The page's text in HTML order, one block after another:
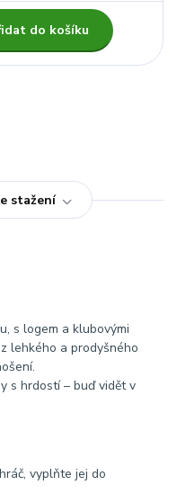
do košíku
stažení
s logem a klubovými
lehkého a prodyšného
s hrdostí – buď vidět v
vyplňte jej do